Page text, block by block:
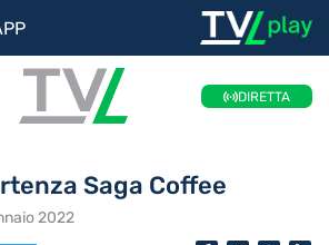
DIRETTA
Saga Coffee
2022